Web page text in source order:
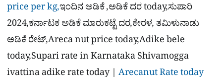
price per kg,ಇಂದಿನ ಅಡಿಕೆ ,ಅಡಿಕೆ ದರ today,ಸುಪಾರಿ
2024,ಕರ್ನಾಟಕ ಅಡಿಕೆ ಮಾರುಕಟ್ಟೆ ದರ,ಕೇರಳ, ತಮಿಳುನಾಡು
ಅಡಿಕೆ ರೇಟ್,Areca nut price today,Adike bele
today,Supari rate in Karnataka Shivamogga